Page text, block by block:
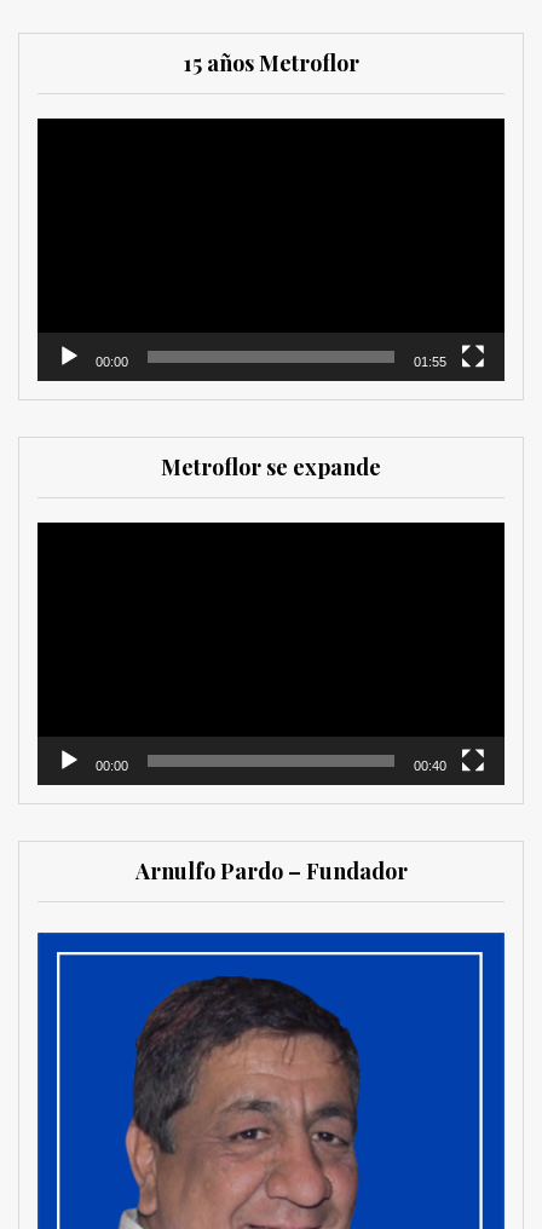
15 años Metroflor
00:00 01:55
Metroflor se expande
00:00 00:40
Arnulfo Pardo – Fundador